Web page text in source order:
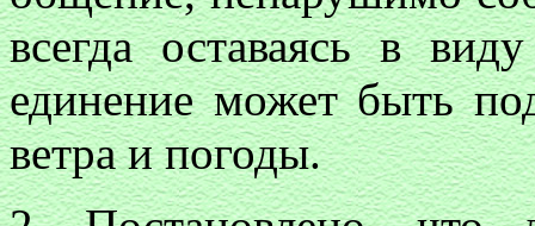
всегда оставаясь в
единение может быть
ветра и погоды.